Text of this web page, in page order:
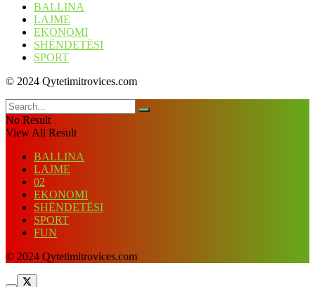
BALLINA
LAJME
EKONOMI
SHËNDETËSI
SPORT
© 2024 Qytetimitrovices.com
No Result
View All Result
BALLINA
LAJME
02
EKONOMI
SHËNDETËSI
SPORT
FUN
© 2024 Qytetimitrovices.com